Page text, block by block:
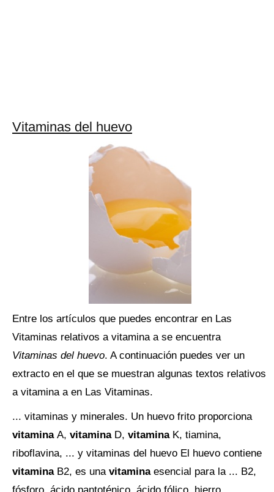
Vitaminas del huevo
Entre los artículos que puedes encontrar en Las
Vitaminas relativos a vitamina a se encuentra
Vitaminas del huevo. A continuación puedes ver un
extracto en el que se muestran algunas textos relativos
a vitamina a en Las Vitaminas.
... vitaminas y minerales. Un huevo frito proporciona
vitamina A, vitamina D, vitamina K, tiamina,
riboflavina, ... y vitaminas del huevo El huevo contiene
vitamina B2, es una vitamina esencial para la ... B2,